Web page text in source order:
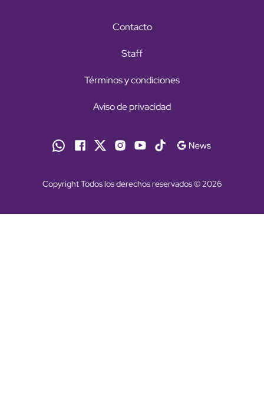
Contacto
Staff
Términos y condiciones
Aviso de privacidad
Copyright Todos los derechos reservados © 2026